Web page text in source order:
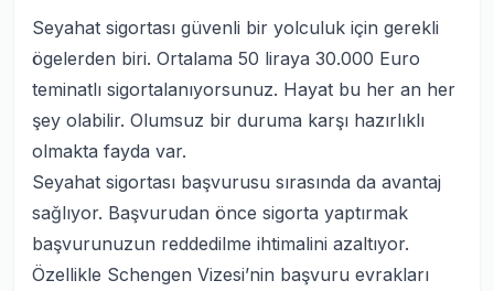
Seyahat sigortası güvenli bir yolculuk için gerekli
ögelerden biri. Ortalama 50 liraya 30.000 Euro
teminatlı sigortalanıyorsunuz. Hayat bu her an her
şey olabilir. Olumsuz bir duruma karşı hazırlıklı
olmakta fayda var.
Seyahat sigortası başvurusu sırasında da avantaj
sağlıyor. Başvurudan önce sigorta yaptırmak
başvurunuzun reddedilme ihtimalini azaltıyor.
Özellikle Schengen Vizesi’nin başvuru evrakları